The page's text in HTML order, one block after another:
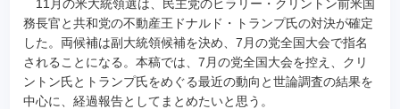
e
b
o
o
11月の米大統領選は、民主党のヒラリー・クリントン前米国
務長官と共和党の不動産王ドナルド・トランプ氏の対決が確定
した。両候補は副大統領候補を決め、7月の党全国大会で指名
されることになる。 本稿では、7月の党全国大会を控え、クリ
ントン氏とトランプ氏をめぐる最近の動向と世論調査の結果を
中心に、経過報告としてまとめたいと思う。